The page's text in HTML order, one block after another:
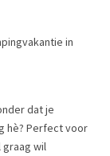
in
dat je
hè? Perfect voor
wil